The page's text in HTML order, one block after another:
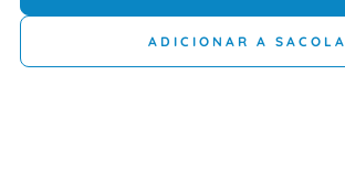
ADICIONAR A SACOLA